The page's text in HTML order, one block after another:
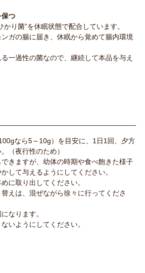
保つ
り菌”を休眠状態で配合しています。
ガの腸に届き、休眠から覚めて腸内環境
一過性の菌なので、継続して本品を与え
なら5～10g）を目安に、1日1回、夕方
（夜行性のため）
きますが、幼体の時期や食べ飽きた様子
して与えるようにしてください。
に取り出してください。
えは、混ぜながら徐々に行ってくださ
なります。
いようにしてください。